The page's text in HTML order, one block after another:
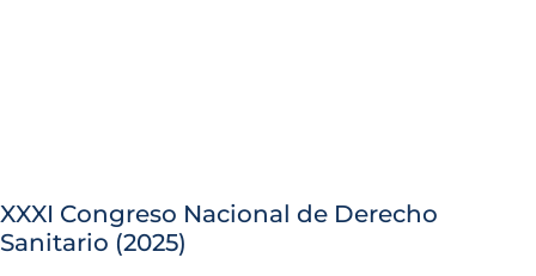
XXXI Congreso Nacional de Derecho
Sanitario (2025)